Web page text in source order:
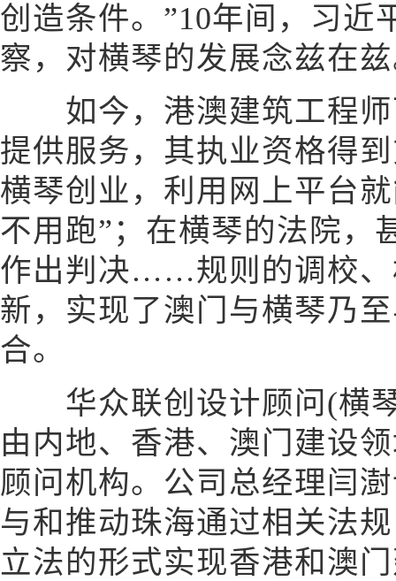
创造条件。”10年间，习近
察，对横琴的发展念兹在
如今，港澳建筑工程师
提供服务，其执业资格得
横琴创业，利用网上平台
不用跑”；在横琴的法院，
作出判决……规则的调校、
新，实现了澳门与横琴乃
合。
华众联创设计顾问(横琴
由内地、香港、澳门建设
顾问机构。公司总经理闫
与和推动珠海通过相关法
立法的形式实现香港和澳